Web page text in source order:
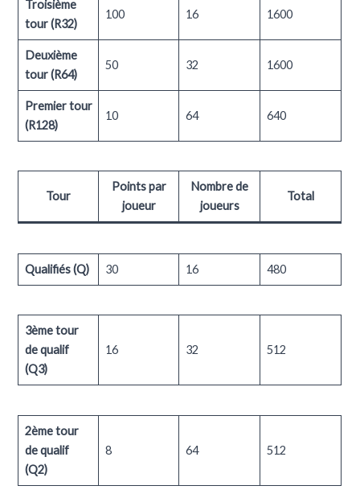
Troisième
tour (R32)
100 16 1600
Deuxième
tour (R64)
50 32 1600
Premier tour
(R128)
10 64 640
Tour
Points par
joueur
Nombre de
joueurs
Total
Qualifiés (Q) 30 16 480
3ème tour
de qualif
(Q3)
16 32 512
2ème tour
de qualif
(Q2)
8 64 512